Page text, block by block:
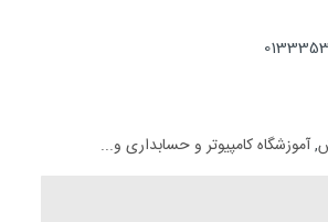
,آموزشگاه کامپیوتر و حسابداری و...